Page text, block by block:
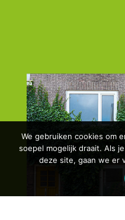
We gebruiken cookies om
soepel mogelijk draait. Als
deze site, gaan we er